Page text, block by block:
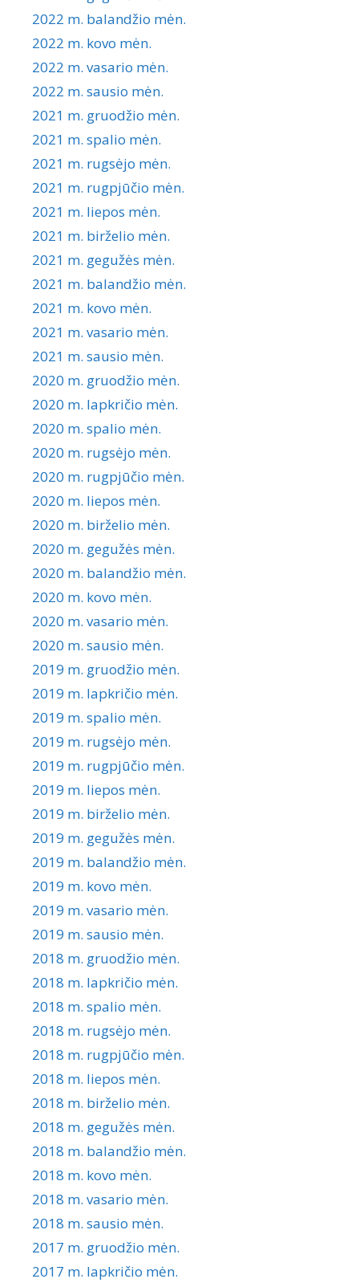
2022 m. balandžio mėn.
2022 m. kovo mėn.
2022 m. vasario mėn.
2022 m. sausio mėn.
2021 m. gruodžio mėn.
2021 m. spalio mėn.
2021 m. rugsėjo mėn.
2021 m. rugpjūčio mėn.
2021 m. liepos mėn.
2021 m. birželio mėn.
2021 m. gegužės mėn.
2021 m. balandžio mėn.
2021 m. kovo mėn.
2021 m. vasario mėn.
2021 m. sausio mėn.
2020 m. gruodžio mėn.
2020 m. lapkričio mėn.
2020 m. spalio mėn.
2020 m. rugsėjo mėn.
2020 m. rugpjūčio mėn.
2020 m. liepos mėn.
2020 m. birželio mėn.
2020 m. gegužės mėn.
2020 m. balandžio mėn.
2020 m. kovo mėn.
2020 m. vasario mėn.
2020 m. sausio mėn.
2019 m. gruodžio mėn.
2019 m. lapkričio mėn.
2019 m. spalio mėn.
2019 m. rugsėjo mėn.
2019 m. rugpjūčio mėn.
2019 m. liepos mėn.
2019 m. birželio mėn.
2019 m. gegužės mėn.
2019 m. balandžio mėn.
2019 m. kovo mėn.
2019 m. vasario mėn.
2019 m. sausio mėn.
2018 m. gruodžio mėn.
2018 m. lapkričio mėn.
2018 m. spalio mėn.
2018 m. rugsėjo mėn.
2018 m. rugpjūčio mėn.
2018 m. liepos mėn.
2018 m. birželio mėn.
2018 m. gegužės mėn.
2018 m. balandžio mėn.
2018 m. kovo mėn.
2018 m. vasario mėn.
2018 m. sausio mėn.
2017 m. gruodžio mėn.
2017 m. lapkričio mėn.